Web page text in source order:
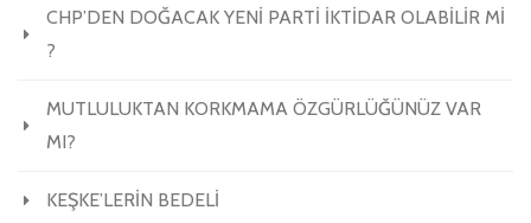
CHP’DEN DOĞACAK YENİ PARTİ İKTİDAR OLABİLİR Mİ
?
MUTLULUKTAN KORKMAMA ÖZGÜRLÜĞÜNÜZ VAR
MI?
KEŞKE’LERİN BEDELİ